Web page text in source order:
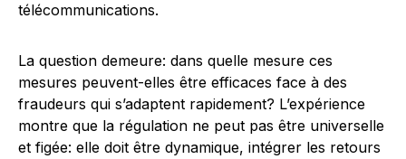
télécommunications.
La question demeure: dans quelle mesure ces
mesures peuvent-elles être efficaces face à des
fraudeurs qui s’adaptent rapidement? L’expérience
montre que la régulation ne peut pas être universelle
et figée: elle doit être dynamique, intégrer les retours